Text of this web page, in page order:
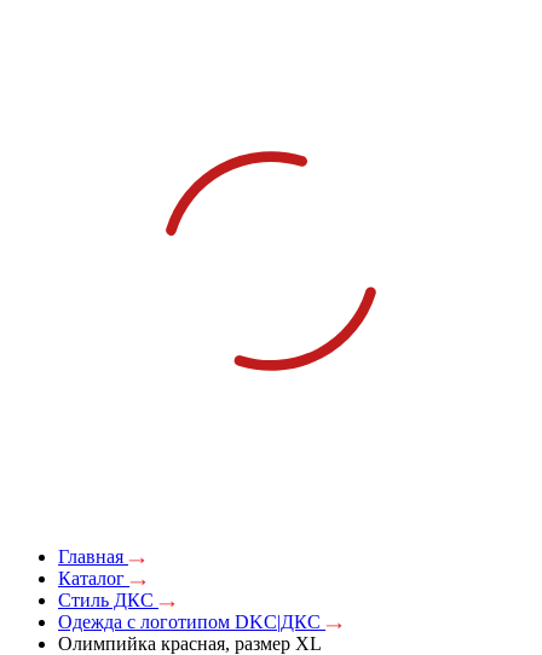
Главная
Каталог
Стиль ДКС
Одежда с логотипом DKC|ДКС
Олимпийка красная, размер XL